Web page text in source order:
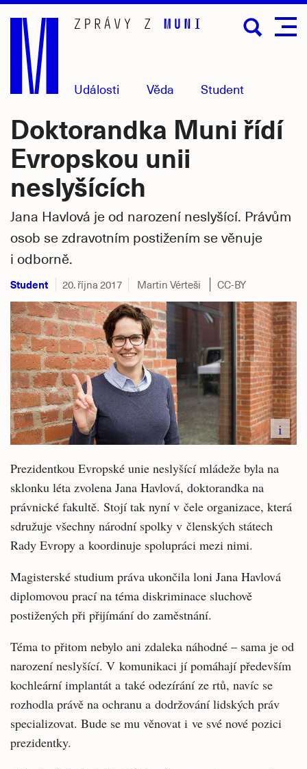
Přejít
hlavní
obsah
Události Věda Student
Doktorandka Muni řídí
Evropskou unii
neslyšících
Jana Havlová je od narození neslyšící. Právům
osob se zdravotním postižením se věnuje
i odborně.
Student 20. října 2017 Martin Vérteši CC-BY
i
Prezidentkou Evropské unie neslyšící mládeže byla na
sklonku léta zvolena Jana Havlová, doktorandka na
právnické fakultě. Stojí tak nyní v čele organizace, která
sdružuje všechny národní spolky v členských státech
Rady Evropy a koordinuje spolupráci mezi nimi.
Magisterské studium práva ukončila loni Jana Havlová
diplomovou prací na téma diskriminace sluchově
postižených při přijímání do zaměstnání.
Téma to přitom nebylo ani zdaleka náhodné – sama je od
narození neslyšící. V komunikaci jí pomáhají především
kochleární implantát a také odezírání ze rtů, navíc se
rozhodla právě na ochranu a dodržování lidských práv
specializovat. Bude se mu věnovat i ve své nové pozici
prezidentky.